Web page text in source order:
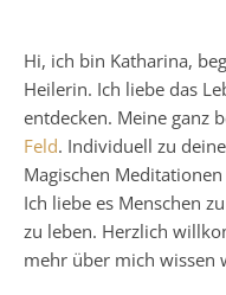
Hi, ich bin Katharina,
Heilerin. Ich liebe das
entdecken. Meine ganz
Feld. Individuell zu
Magischen
Ich liebe es Menschen
zu leben. Herzlich
mehr über mich wissen